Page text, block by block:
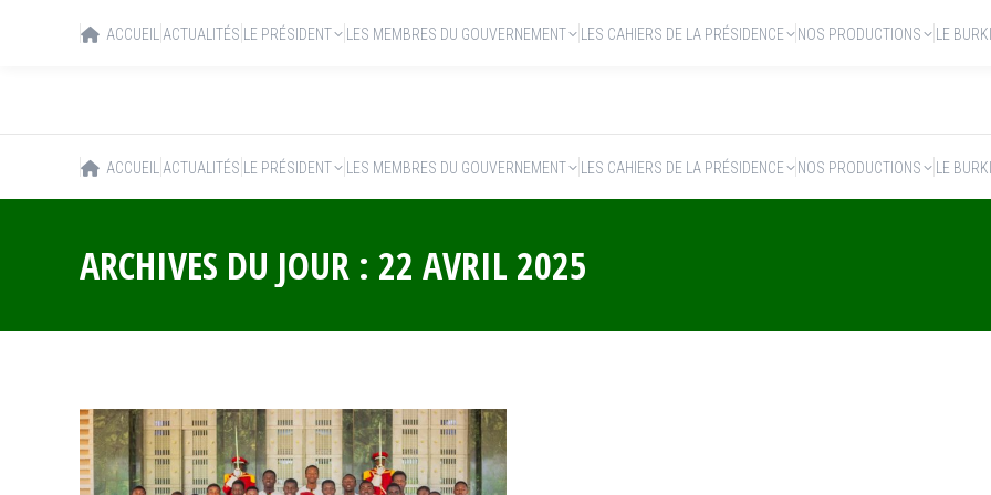
ACCUEIL ACTUALITÉS LE PRÉSIDENT LES MEMBRES DU GOUVERNEMENT LES CAHIERS DE LA PRÉSIDENCE NOS PRODUCTIONS LE
ARCHIVES DU JOUR : 22 AVRIL 2025
ACCUEIL ACTUALITÉS LE PRÉSIDENT LES MEMBRES DU GOUVERNEMENT LES CAHIERS DE LA PRÉSIDENCE NOS PRODUCTIONS LE